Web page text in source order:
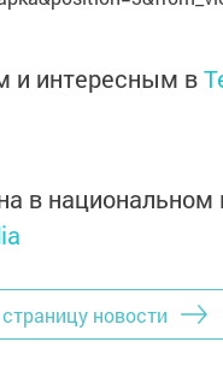
и интересным в
в
новости